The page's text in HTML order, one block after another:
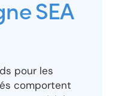
SEA
pour les
comportent